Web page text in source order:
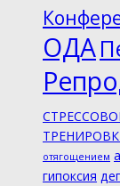
ОДА
отягощением
гипоксия